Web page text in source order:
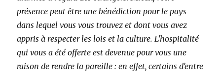
présence peut être une bénédiction pour le pays
dans lequel vous vous trouvez et dont vous avez
appris à respecter les lois et la culture. L’hospitalité
qui vous a été offerte est devenue pour vous une
raison de rendre la pareille : en effet, certains d’entre